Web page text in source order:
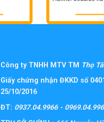
Công ty TNHH MTV TM Thọ
Giấy chứng nhận ĐKKD số
25/10/2016
ĐT: 0937.04.9966 -